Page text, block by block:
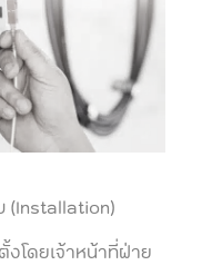
(Installation)
โดยเจ้าหน้าที่ฝ่าย